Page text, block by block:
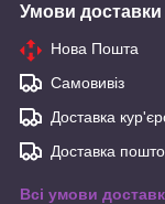
Умови доставки
Нова Пошта
Самовивіз
Доставка
Доставка
Всі умови